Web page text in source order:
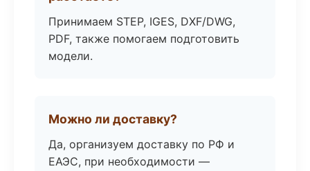
Принимаем STEP, IGES, DXF/DWG,
PDF, также помогаем подготовить
модели.
Можно ли доставку?
Да, организуем доставку по РФ и
ЕАЭС, при необходимости —